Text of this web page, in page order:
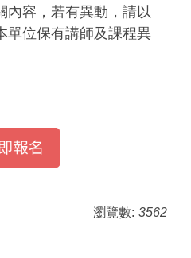
內容，若有異動，請以
單位保有講師及課程異
瀏覽數: 3562